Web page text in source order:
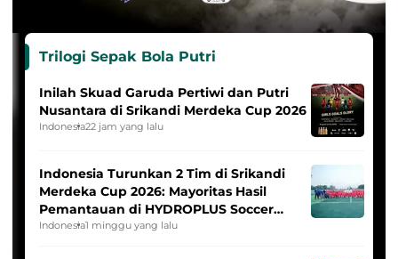
Trilogi Sepak Bola Putri
Inilah Skuad Garuda Pertiwi dan Putri
Nusantara di Srikandi Merdeka Cup 2026
Indonesia22 jam yang lalu
Indonesia Turunkan 2 Tim di Srikandi
Merdeka Cup 2026: Mayoritas Hasil
Pemantauan di HYDROPLUS Soccer
League
Indonesia1 minggu yang lalu